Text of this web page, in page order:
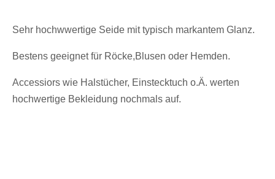
Sehr hochwwertige Seide mit typisch markantem Glanz.
Bestens geeignet für Röcke,Blusen oder Hemden.
Accessiors wie Halstücher, Einstecktuch o.Ä. werten
hochwertige Bekleidung nochmals auf.